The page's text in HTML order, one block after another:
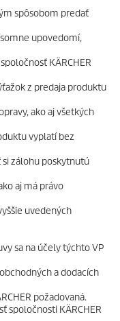
spôsobom predať
upovedomí,
KÄRCHER
z predaja produktu
ako aj všetkých
vyplatí bez
si zálohu poskytnutú
aj má právo
uvedených
sa na účely týchto VP
a dodacích
požadovaná.
spoločnosti KÄRCHER